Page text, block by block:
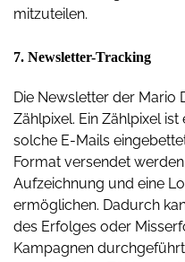
mitzuteilen.
7. Newsletter-Tracking
Die Newsletter der Mario
Zählpixel. Ein Zählpixel
solche E-Mails
Format versendet
Aufzeichnung und eine
ermöglichen. Dadurch
des Erfolges oder
Kampagnen